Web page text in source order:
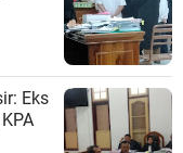
Eks